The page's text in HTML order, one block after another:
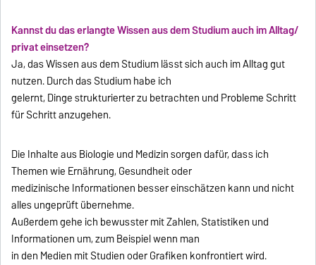
Kannst du das erlangte Wissen aus dem Studium auch im Alltag/
privat einsetzen?
Ja, das Wissen aus dem Studium lässt sich auch im Alltag gut
nutzen. Durch das Studium habe ich
gelernt, Dinge strukturierter zu betrachten und Probleme Schritt
für Schritt anzugehen.
Die Inhalte aus Biologie und Medizin sorgen dafür, dass ich
Themen wie Ernährung, Gesundheit oder
medizinische Informationen besser einschätzen kann und nicht
alles ungeprüft übernehme.
Außerdem gehe ich bewusster mit Zahlen, Statistiken und
Informationen um, zum Beispiel wenn man
in den Medien mit Studien oder Grafiken konfrontiert wird.